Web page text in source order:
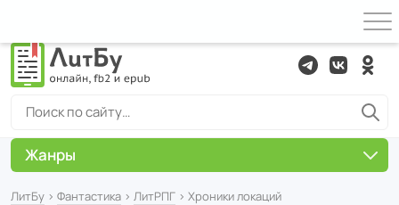
ЛитБу › Фантастика › ЛитРПГ › Хроники локаций
Жанры